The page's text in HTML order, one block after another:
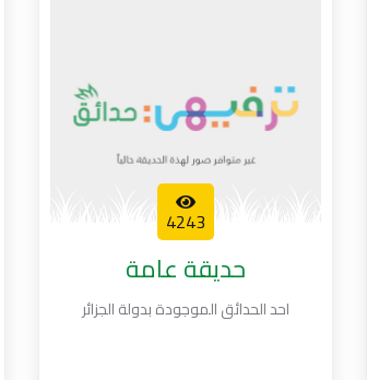
4243
حديقة عامة
احد الحدائق الموجودة بدولة الجزائر